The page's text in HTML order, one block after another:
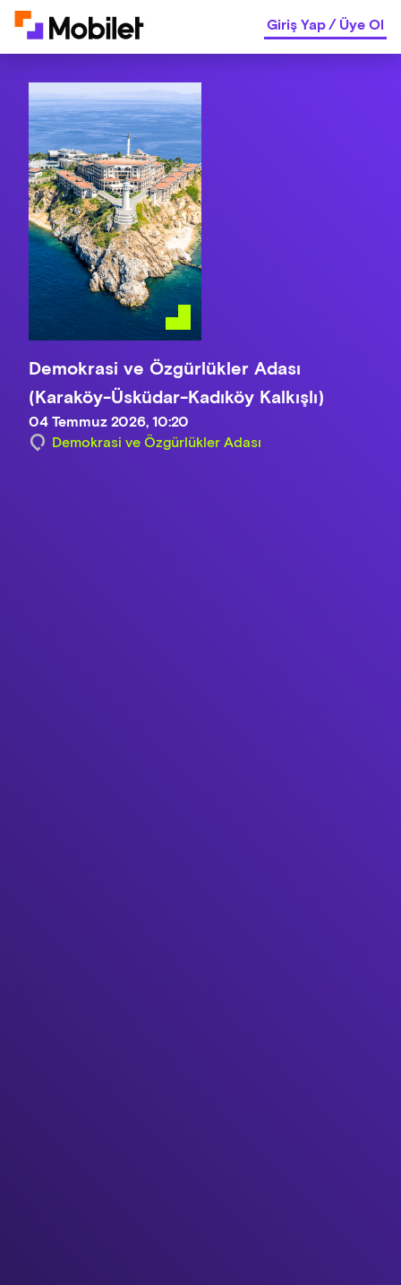
Giriş Yap/Üye Ol
Demokrasi ve Özgürlükler Adası
(Karaköy-Üsküdar-Kadıköy Kalkışlı)
04 Temmuz 2026, 10:20
Demokrasi ve Özgürlükler Adası